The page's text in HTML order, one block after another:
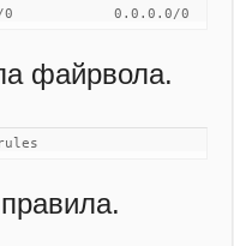
0.0.0.0/0
файрвола.